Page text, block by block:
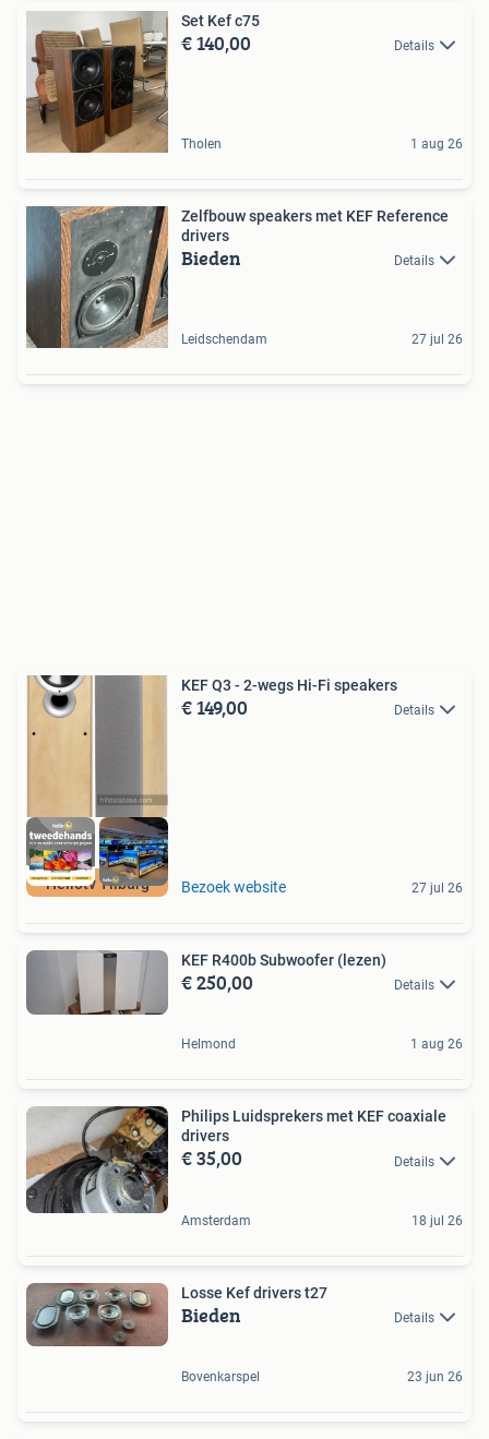
Set Kef c75
€ 140,00 Details
Tholen 1 aug 26
Zelfbouw speakers met KEF Reference
drivers
Bieden Details
Leidschendam 27 jul 26
Hellotv Tilburg
KEF Q3 - 2-wegs Hi-Fi speakers
€ 149,00 Details
Bezoek website 27 jul 26
KEF R400b Subwoofer (lezen)
€ 250,00 Details
Helmond 1 aug 26
Philips Luidsprekers met KEF coaxiale
drivers
€ 35,00 Details
Amsterdam 18 jul 26
Losse Kef drivers t27
Bieden Details
Bovenkarspel 23 jun 26